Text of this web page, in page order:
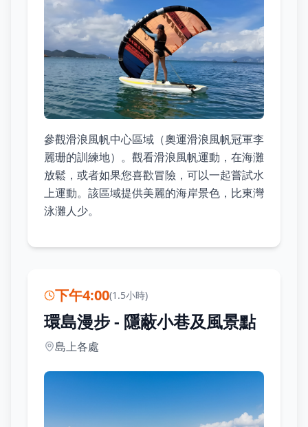
參觀滑浪風帆中心區域（奧運滑浪風帆冠軍李
麗珊的訓練地）。觀看滑浪風帆運動，在海灘
放鬆，或者如果您喜歡冒險，可以一起嘗試水
上運動。該區域提供美麗的海岸景色，比東灣
泳灘人少。
下午4:00(1.5小時)
環島漫步 - 隱蔽小巷及風景點
島上各處